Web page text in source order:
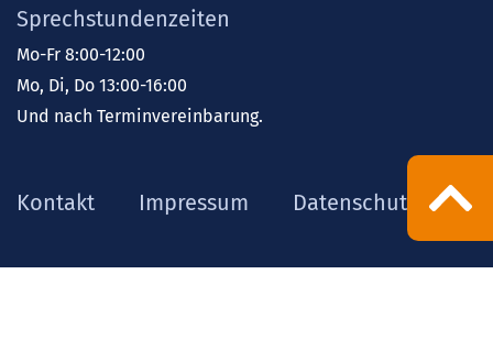
Sprechstundenzeiten
Mo-Fr 8:00-12:00
Mo, Di, Do 13:00-16:00
Und nach Terminvereinbarung.
Kontakt Impressum Datenschutz